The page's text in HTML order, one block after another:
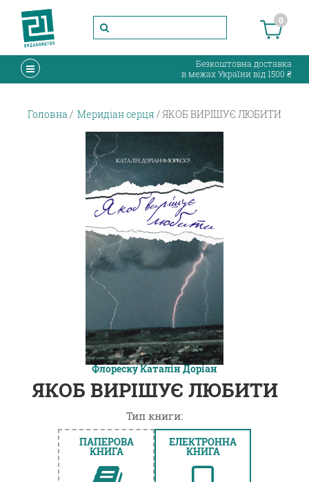
0
Безкоштовна доставка
в межах України від 1500 ₴
Головна Меридіан серця ЯКОБ ВИРІШУЄ ЛЮБИТИ
Флореску Каталін Доріан
ЯКОБ ВИРІШУЄ ЛЮБИТИ
Тип книги:
ПАПЕРОВА
КНИГА
ЕЛЕКТРОННА
КНИГА